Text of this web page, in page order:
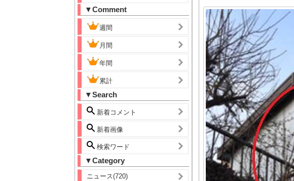
▼Comment
週間
月間
年間
累計
▼Search
新着コメント
新着画像
検索ワード
▼Category
ニュース(720)